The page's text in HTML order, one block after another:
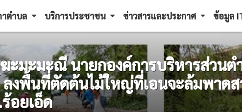
ตำบล บริการประชาชน ข่าวสารและประกาศ ข้อมูล
ะมะมะณี นายกองค์การบริหารส่วน
งพื้นที่ตัดต้นไม้ใหญ่ที่เอนจะล้มพาด
อยเอ็ด